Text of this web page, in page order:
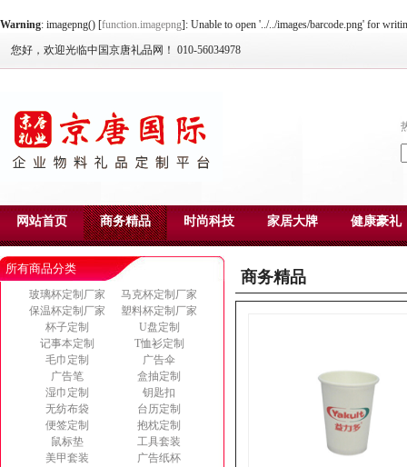
Warning: imagepng() [function.imagepng]: Unable to open '../../images/barcode.png' for
您好，欢迎光临中国京唐礼品网！ 010-56034978
网站首页 商务精品 时尚科技 家居大牌 健康豪礼
所有商品分类
玻璃杯定制厂家
马克杯定制厂家
保温杯定制厂家
塑料杯定制厂家
杯子定制
U盘定制
记事本定制
T恤衫定制
毛巾定制
广告伞
广告笔
盒抽定制
湿巾定制
钥匙扣
无纺布袋
台历定制
便签定制
抱枕定制
鼠标垫
工具套装
美甲套装
广告纸杯
商务精品